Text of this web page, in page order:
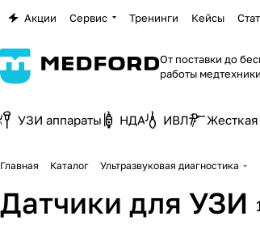
Акции Сервис Тренинги Кейсы
От поставки до
работы медтехники
УЗИ аппараты НДА ИВЛ
Главная Каталог Ультразвуковая диагностика
Датчики для УЗИ
Конвексные датчики УЗИ
Карандашные УЗИ
датчики